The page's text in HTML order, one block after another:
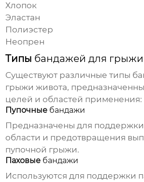
Хлопок
Эластан
Полиэстер
Неопрен
Типы бандажей для
Существуют различные типы
грыжи живота,
целей и областей применения:
Пупочные бандажи
Предназначены для
области и предотвращения
пупочной грыжи.
Паховые бандажи
Используются для поддержки